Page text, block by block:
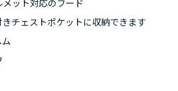
ット対応のフード
チェストポケットに収納できます